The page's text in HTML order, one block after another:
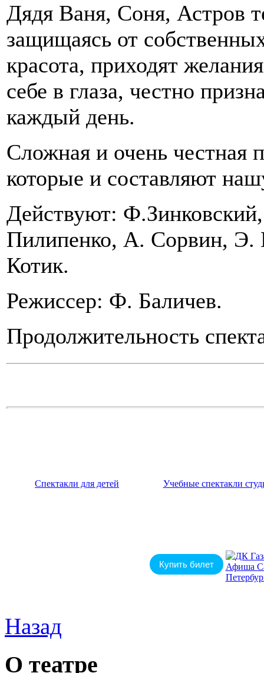
Дядя Ваня, Соня, Астров
защищаясь от
красота, приходят
себе в глаза, честно
каждый день.
Сложная и очень честная
которые и составляют
Действуют:
Пилипенко, А. Сорвин, Э.
Котик.
Режиссер: Ф. Баличев.
Продолжительность
Спектакли для детей Учебные спектакли
Купить билет
Назад
О театре